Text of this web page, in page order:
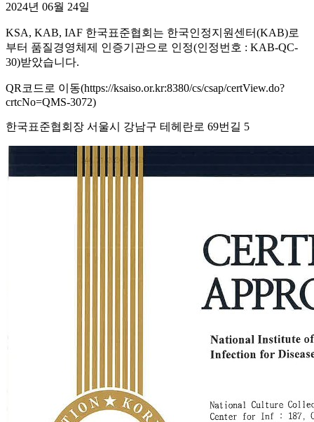
2024년 06월 24일
KSA, KAB, IAF 한국표준협회는 한국인정지원센터(KAB)로
부터 품질경영체제 인증기관으로 인정(인정번호 : KAB-QC-
30)받았습니다.
QR코드로 이동(https://ksaiso.or.kr:8380/cs/csap/certView.do?
crtcNo=QMS-3072)
한국표준협회장 서울시 강남구 테헤란로 69번길 5